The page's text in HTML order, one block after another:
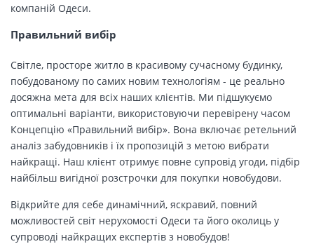
компаній Одеси.
Правильний вибір
Світле, просторе житло в красивому сучасному будинку,
побудованому по самих новим технологіям - це реально
досяжна мета для всіх наших клієнтів. Ми підшукуємо
оптимальні варіанти, використовуючи перевірену часом
Концепцію «Правильний вибір». Вона включає ретельний
аналіз забудовників і їх пропозицій з метою вибрати
найкращі. Наш клієнт отримує повне супровід угоди, підбір
найбільш вигідної розстрочки для покупки новобудови.
Відкрийте для себе динамічний, яскравий, повний
можливостей світ нерухомості Одеси та його околиць у
супроводі найкращих експертів з новобудов!